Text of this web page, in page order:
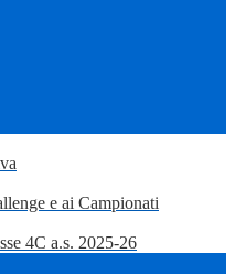
e ai Campionati
4C a.s. 2025-26